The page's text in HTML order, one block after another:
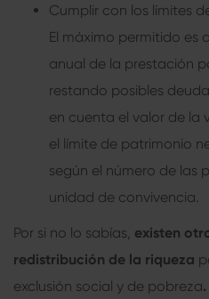
Cumplir con los límites
El máximo permitido es
anual de la prestación
restando posibles
en cuenta el valor de la
el límite de patrimonio
según el número de las
unidad de convivencia.
Por si no lo sabías, existen
redistribución de la riqueza
exclusión social y de pobreza